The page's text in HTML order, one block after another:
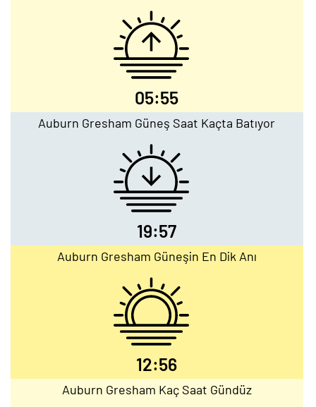
05:55
Auburn Gresham Güneş Saat Kaçta Batıyor
19:57
Auburn Gresham Güneşin En Dik Anı
12:56
Auburn Gresham Kaç Saat Gündüz